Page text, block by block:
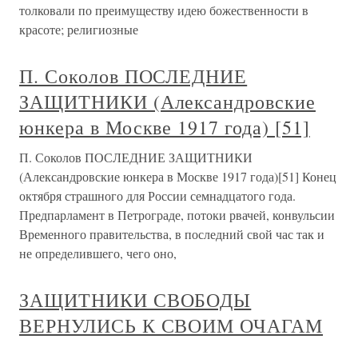
толковали по преимуществу идею божественности в
красоте; религиозные
П. Соколов ПОСЛЕДНИЕ
ЗАЩИТНИКИ (Александровские
юнкера в Москве 1917 года) [51]
П. Соколов ПОСЛЕДНИЕ ЗАЩИТНИКИ
(Александровские юнкера в Москве 1917 года)[51] Конец
октября страшного для России семнадцатого года.
Предпарламент в Петрограде, потоки рвачей, конвульсии
Временного правительства, в последний свой час так и
не определившего, чего оно,
ЗАЩИТНИКИ СВОБОДЫ
ВЕРНУЛИСЬ К СВОИМ ОЧАГАМ